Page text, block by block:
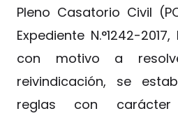
Pleno Casatorio Civil
Expediente N.°1242-
con motivo a
reivindicación, se
reglas con